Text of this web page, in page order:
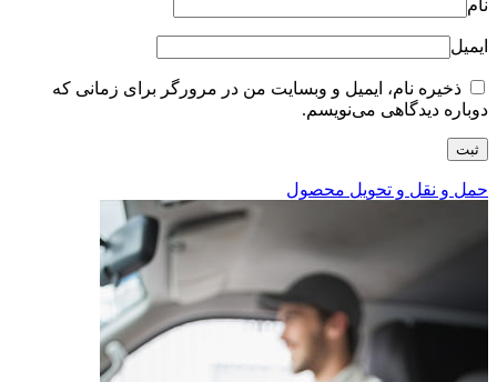
نام
ایمیل
ذخیره نام، ایمیل و وبسایت من در مرورگر برای زمانی که
دوباره دیدگاهی می‌نویسم.
حمل و نقل و تحویل محصول